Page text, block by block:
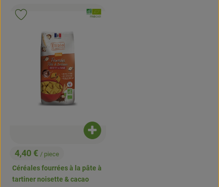
, Prix:
4,40 € / piece
Céréales fourrées à la pâte à
tartiner noisette & cacao
Ajouter le produit au panier
, Association:
, Autorité de contrôle:
FR-BIO-01
Ajouter le produit aux favoris